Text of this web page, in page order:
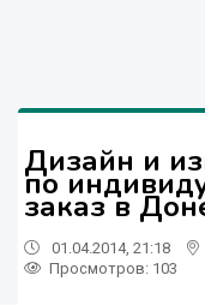
Дизайн и
по
заказ в
01.04.2014, 21:18
Просмотров: 103